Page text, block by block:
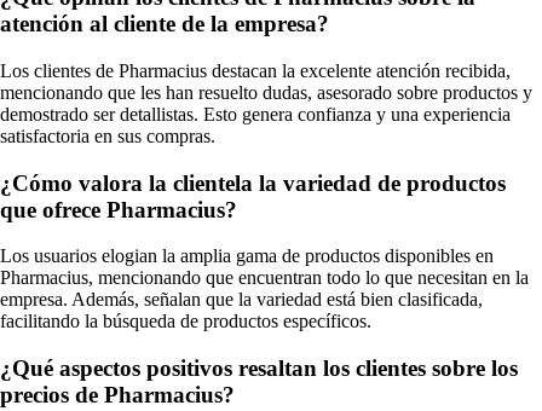
atención al cliente de la empresa?
Los clientes de Pharmacius destacan la excelente atención recibida,
mencionando que les han resuelto dudas, asesorado sobre productos y
demostrado ser detallistas. Esto genera confianza y una experiencia
satisfactoria en sus compras.
¿Cómo valora la clientela la variedad de productos
que ofrece Pharmacius?
Los usuarios elogian la amplia gama de productos disponibles en
Pharmacius, mencionando que encuentran todo lo que necesitan en la
empresa. Además, señalan que la variedad está bien clasificada,
facilitando la búsqueda de productos específicos.
¿Qué aspectos positivos resaltan los clientes sobre los
precios de Pharmacius?